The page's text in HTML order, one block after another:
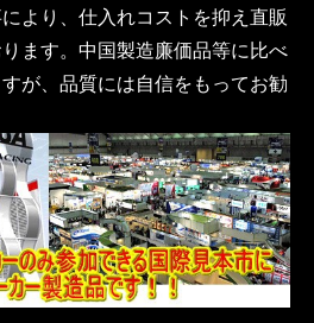
より、仕入れコストを抑え直販
ます。中国製造廉価品等に比べ
が、品質には自信をもってお勧